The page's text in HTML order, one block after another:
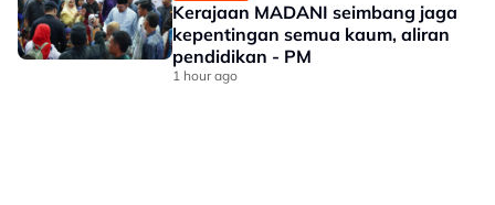
Kerajaan MADANI seimbang jaga
kepentingan semua kaum, aliran
pendidikan - PM
1 hour ago